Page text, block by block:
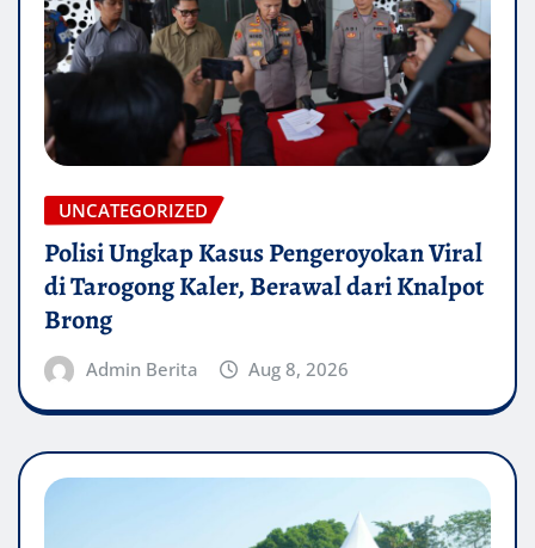
UNCATEGORIZED
Polisi Ungkap Kasus Pengeroyokan Viral
di Tarogong Kaler, Berawal dari Knalpot
Brong
Admin Berita Aug 8, 2026